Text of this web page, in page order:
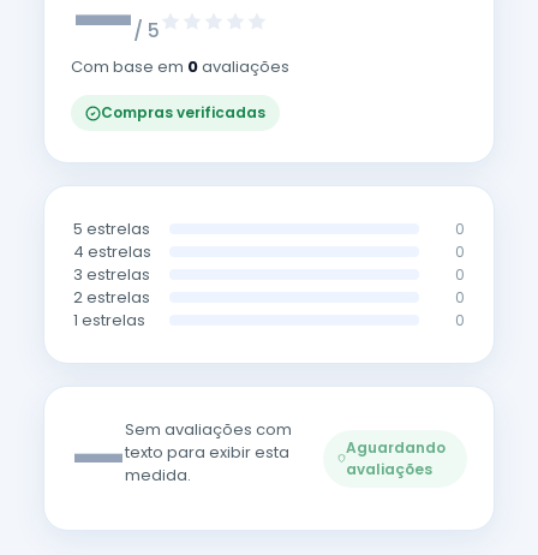
—/ 5
Com base em 0avaliações
Compras verificadas
5 estrelas 0
4 estrelas 0
3 estrelas 0
2 estrelas 0
1 estrelas 0
—Sem avaliações com
texto para exibir esta
medida.
Aguardando
avaliações